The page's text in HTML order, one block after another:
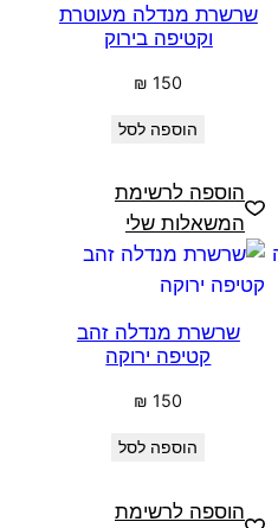
שרשרת מנדלה מעוטרת
וקטיפה בירוק
₪ 150
הוספה לסל
הוספה לרשימת
המשאלות שלי
שרשרת מנדלה זהב
קטיפה ירוקה
₪ 150
הוספה לסל
הוספה לרשימת